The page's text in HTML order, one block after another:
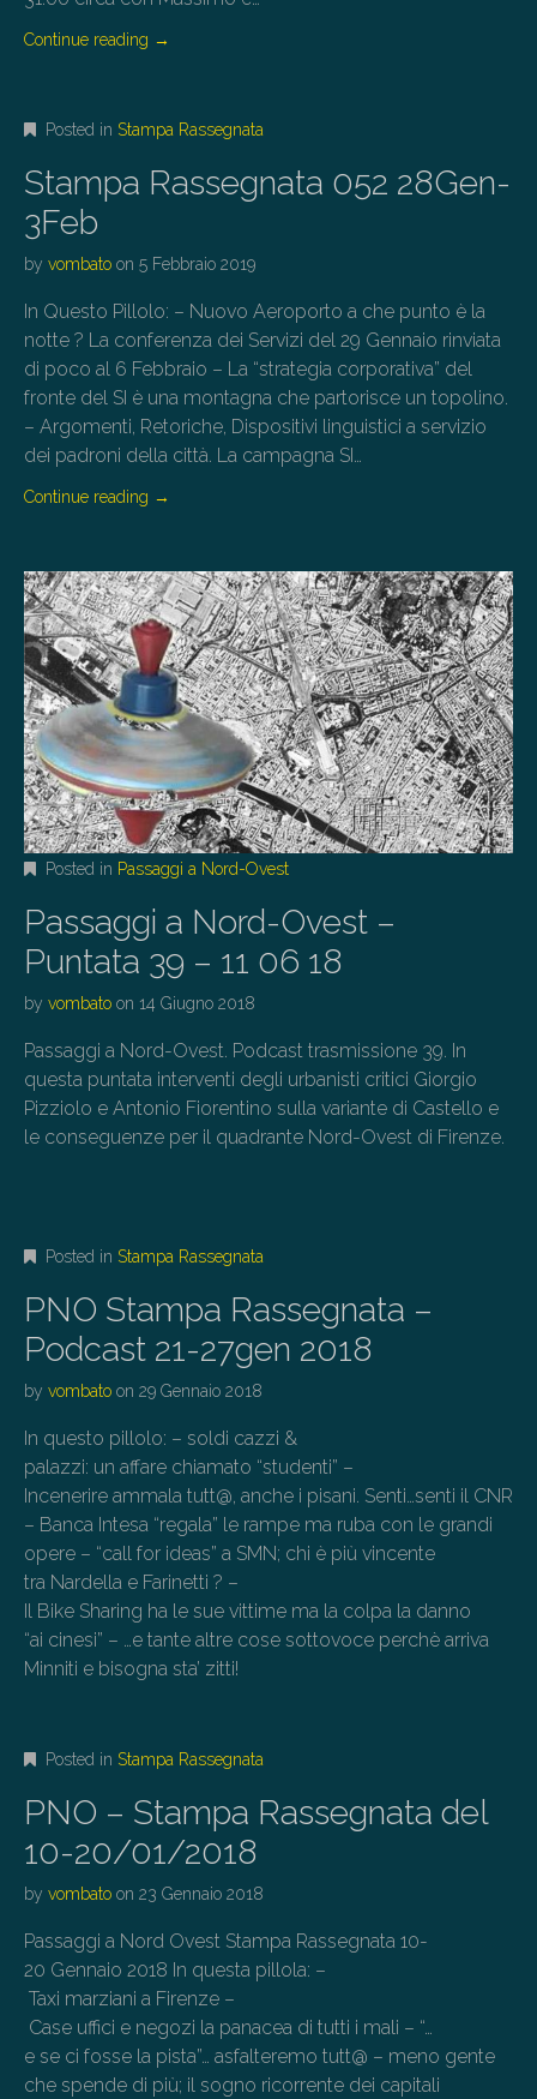
Continue reading →
Posted in Stampa Rassegnata
Stampa Rassegnata 052 28Gen-
3Feb
by vombato on 5 Febbraio 2019
In Questo Pillolo: – Nuovo Aeroporto a che punto è la
notte ? La conferenza dei Servizi del 29 Gennaio rinviata
di poco al 6 Febbraio – La “strategia corporativa” del
fronte del SI è una montagna che partorisce un topolino.
– Argomenti, Retoriche, Dispositivi linguistici a servizio
dei padroni della città. La campagna SI…
Continue reading →
Posted in Passaggi a Nord-Ovest
Passaggi a Nord-Ovest –
Puntata 39 – 11 06 18
by vombato on 14 Giugno 2018
Passaggi a Nord-Ovest. Podcast trasmissione 39. In
questa puntata interventi degli urbanisti critici Giorgio
Pizziolo e Antonio Fiorentino sulla variante di Castello e
le conseguenze per il quadrante Nord-Ovest di Firenze.
Posted in Stampa Rassegnata
PNO Stampa Rassegnata –
Podcast 21-27gen 2018
by vombato on 29 Gennaio 2018
In questo pillolo: – soldi cazzi &
palazzi: un affare chiamato “studenti” –
Incenerire ammala tutt@, anche i pisani. Senti…senti il CNR
– Banca Intesa “regala” le rampe ma ruba con le grandi
opere – “call for ideas” a SMN; chi è più vincente
tra Nardella e Farinetti ? –
Il Bike Sharing ha le sue vittime ma la colpa la danno
“ai cinesi” – …e tante altre cose sottovoce perchè arriva
Minniti e bisogna sta’ zitti!
Posted in Stampa Rassegnata
PNO – Stampa Rassegnata del
10-20/01/2018
by vombato on 23 Gennaio 2018
Passaggi a Nord Ovest Stampa Rassegnata 10-
20 Gennaio 2018 In questa pillola: –
Taxi marziani a Firenze –
Case uffici e negozi la panacea di tutti i mali – “…
e se ci fosse la pista”… asfalteremo tutt@ – meno gente
che spende di più; il sogno ricorrente dei capitali